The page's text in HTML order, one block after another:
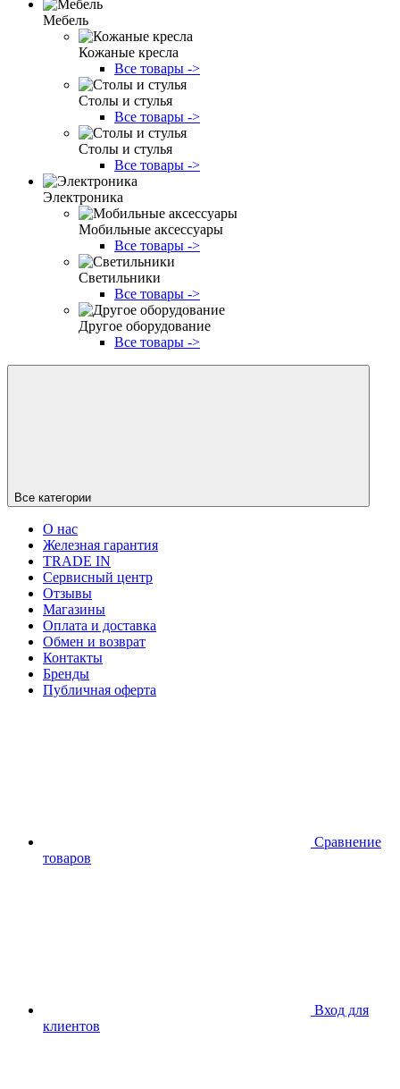
Мебель
Кожаные кресла
Все товары ->
Столы и стулья
Все товары ->
Столы и стулья
Все товары ->
Электроника
Мобильные аксессуары
Все товары ->
Светильники
Все товары ->
Другое оборудование
Все товары ->
Все категории
О нас
Железная гарантия
TRADE IN
Сервисный центр
Отзывы
Магазины
Оплата и доставка
Обмен и возврат
Контакты
Бренды
Публичная оферта
Сравнение
товаров
Вход для
клиентов